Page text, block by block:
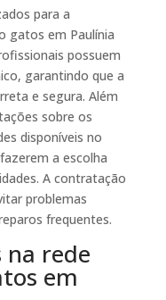
para a
gatos em Paulínia
possuem
garantindo que a
e segura. Além
sobre os
disponíveis no
a escolha
A contratação
problemas
frequentes.
na rede
em